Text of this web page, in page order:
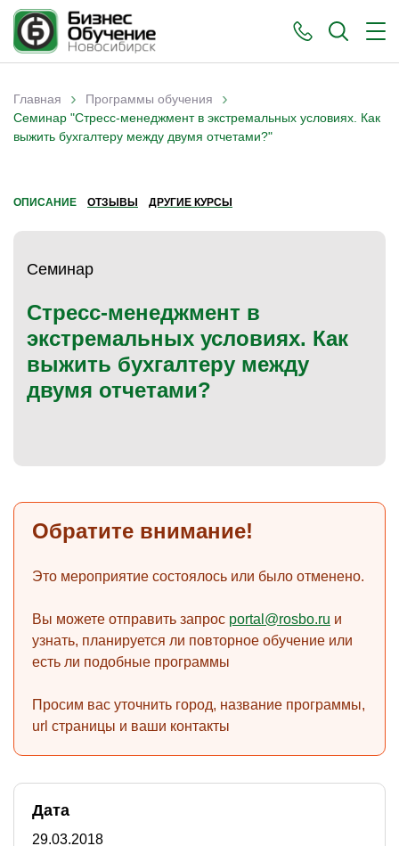
Вы здесь
Главная › Программы обучения ›
Семинар "Стресс-менеджмент в экстремальных условиях. Как
выжить бухгалтеру между двумя отчетами?"
ОПИСАНИЕ ОТЗЫВЫ ДРУГИЕ КУРСЫ
Семинар
Стресс-менеджмент в
экстремальных условиях. Как
выжить бухгалтеру между
двумя отчетами?
Обратите внимание!
Это мероприятие состоялось или было отменено.
Вы можете отправить запрос portal@rosbo.ru и
узнать, планируется ли повторное обучение или
есть ли подобные программы
Просим вас уточнить город, название программы,
url страницы и ваши контакты
Дата
29.03.2018